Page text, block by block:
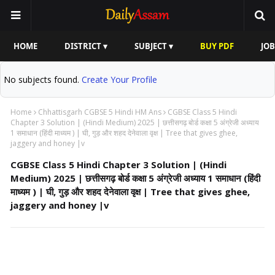
HOME DISTRICT ▾ SUBJECT ▾ BUY PDF
No subjects found. Create Your Profile
Home Chhattisgarh CGBSE 5 Hindi HM Ans
CGBSE Class 5 Hindi
Chapter 3 Solution | (Hindi Medium) 2025 | छत्तीसगढ़ बोर्ड कक्षा 5 अंग्रेजी अध्याय
1 समाधान (हिंदी माध्यम ) | घी, गुड़ और शहद देनेवाला वृक्ष | Tree that gives ghee,
jaggery and honey |v
CGBSE Class 5 Hindi Chapter 3 Solution | (Hindi
Medium) 2025 | छत्तीसगढ़ बोर्ड कक्षा 5 अंग्रेजी अध्याय 1 समाधान (हिंदी
माध्यम ) | घी, गुड़ और शहद देनेवाला वृक्ष | Tree that gives ghee,
jaggery and honey |v